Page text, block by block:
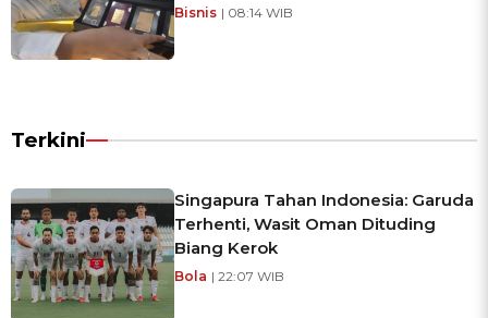
Bisnis | 08:14 WIB
Terkini
Singapura Tahan Indonesia: Garuda
Terhenti, Wasit Oman Dituding
Biang Kerok
Bola | 22:07 WIB